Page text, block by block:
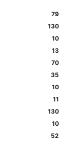
79
130
10
13
70
35
10
11
130
10
52